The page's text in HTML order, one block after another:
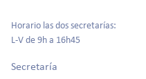
Horario las dos secretarías:
L-V de 9h a 16h45
Secretaría